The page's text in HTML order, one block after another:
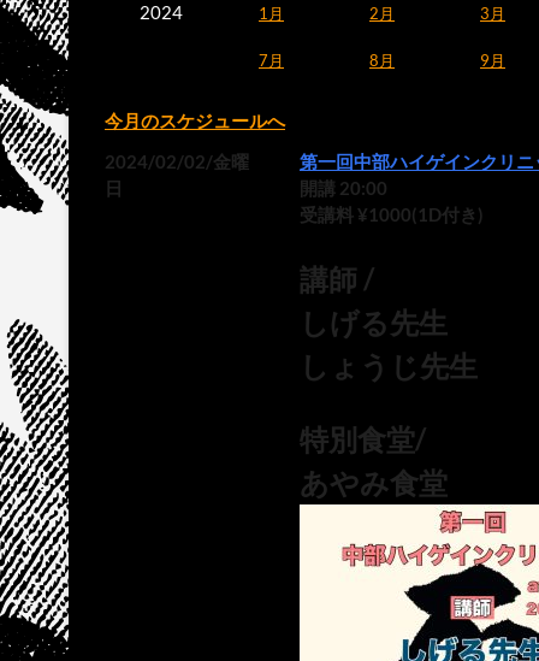
2024 1月 2月 3月
7月 8月 9月
今月のスケジュールへ
2024/02/02/金曜
日
第一回中部ハイゲインクリニ
開講 20:00
受講料 ¥1000(1D付き)
講師 /
しげる先生
しょうじ先生
特別食堂/
あやみ食堂